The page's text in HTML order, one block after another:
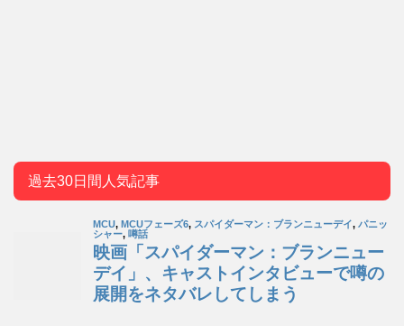
過去30日間人気記事